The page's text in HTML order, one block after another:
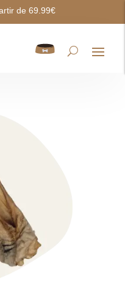
de 69.99€